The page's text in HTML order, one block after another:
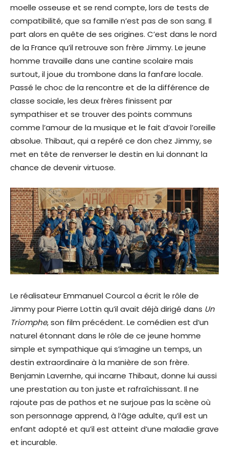
moelle osseuse et se rend compte, lors de tests de
compatibilité, que sa famille n’est pas de son sang. Il
part alors en quête de ses origines. C’est dans le nord
de la France qu’il retrouve son frère Jimmy. Le jeune
homme travaille dans une cantine scolaire mais
surtout, il joue du trombone dans la fanfare locale.
Passé le choc de la rencontre et de la différence de
classe sociale, les deux frères finissent par
sympathiser et se trouver des points communs
comme l’amour de la musique et le fait d’avoir l’oreille
absolue. Thibaut, qui a repéré ce don chez Jimmy, se
met en tête de renverser le destin en lui donnant la
chance de devenir virtuose.
Le réalisateur Emmanuel Courcol a écrit le rôle de
Jimmy pour Pierre Lottin qu’il avait déjà dirigé dans Un
Triomphe, son film précédent. Le comédien est d’un
naturel étonnant dans le rôle de ce jeune homme
simple et sympathique qui s’imagine un temps, un
destin extraordinaire à la manière de son frère.
Benjamin Lavernhe, qui incarne Thibaut, donne lui aussi
une prestation au ton juste et rafraîchissant. Il ne
rajoute pas de pathos et ne surjoue pas la scène où
son personnage apprend, à l’âge adulte, qu’il est un
enfant adopté et qu’il est atteint d’une maladie grave
et incurable.